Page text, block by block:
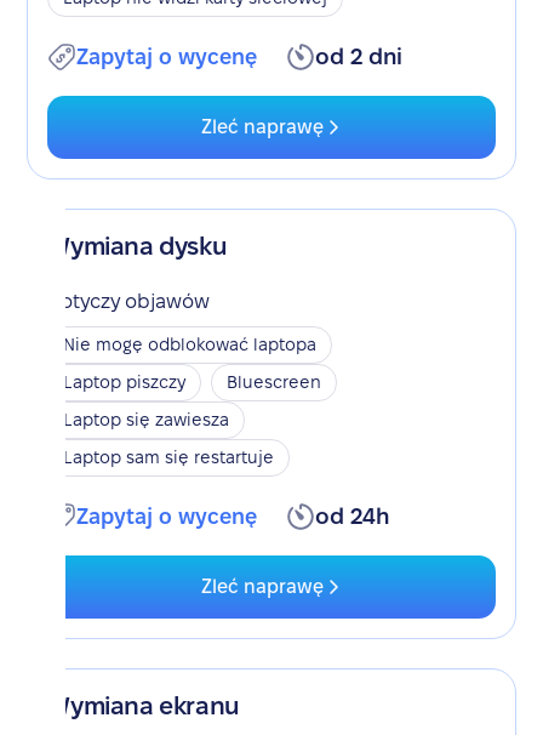
Zapytaj o wycenę od 2 dni
Zleć naprawę
Wymiana dysku
Dotyczy objawów
Nie mogę odblokować laptopa
Laptop piszczy
Bluescreen
Laptop się zawiesza
Laptop sam się restartuje
Zapytaj o wycenę od 24h
Zleć naprawę
Wymiana ekranu